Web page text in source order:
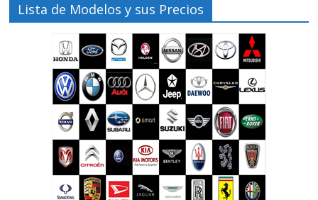
Lista de Modelos y sus Precios